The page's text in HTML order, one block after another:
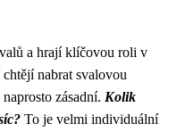
a hrají klíčovou roli v
nabrat svalovou
zásadní. Kolik
To je velmi individuální